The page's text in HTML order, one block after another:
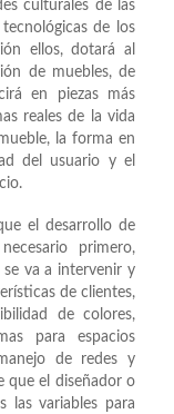
culturales de las
de los
ellos, dotará al
de muebles, de
en piezas más
reales de la vida
la forma en
del usuario y el
el desarrollo de
primero,
va a intervenir y
de clientes,
de colores,
para espacios
de redes y
que el diseñador o
las variables para